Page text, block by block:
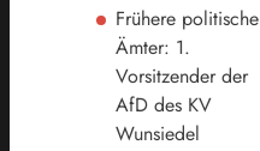
Frühere politische
Ämter: 1.
Vorsitzender der
AfD des KV
Wunsiedel